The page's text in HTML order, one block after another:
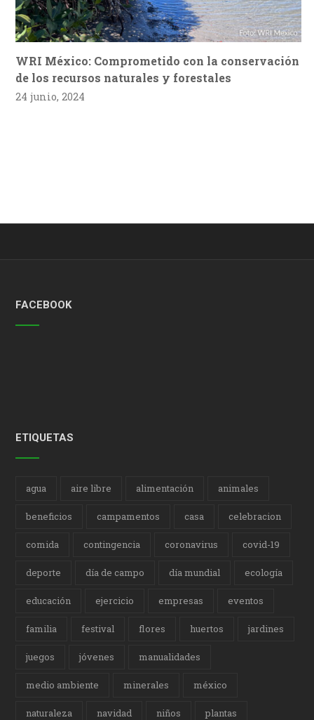
WRI México: Comprometido con la conservación
de los recursos naturales y forestales
24 junio, 2024
FACEBOOK
ETIQUETAS
agua aire libre alimentación animales
beneficios campamentos casa celebracion
comida contingencia coronavirus covid-19
deporte día de campo día mundial ecología
educación ejercicio empresas eventos
familia festival flores huertos jardines
juegos jóvenes manualidades
medio ambiente minerales méxico
naturaleza navidad niños plantas